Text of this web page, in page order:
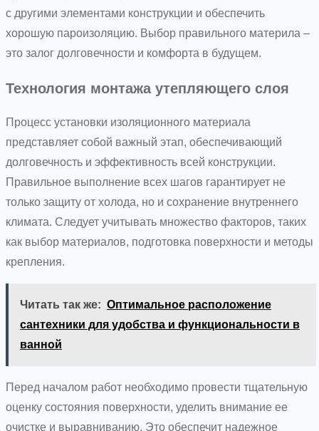
с другими элементами конструкции и обеспечить
хорошую пароизоляцию. Выбор правильного материла –
это залог долговечности и комфорта в будущем.
Технология монтажа утепляющего слоя
Процесс установки изоляционного материала
представляет собой важный этап, обеспечивающий
долговечность и эффективность всей конструкции.
Правильное выполнение всех шагов гарантирует не
только защиту от холода, но и сохранение внутреннего
климата. Следует учитывать множество факторов, таких
как выбор материалов, подготовка поверхности и методы
крепления.
Читать так же: Оптимальное расположение
сантехники для удобства и функциональности в
ванной
Перед началом работ необходимо провести тщательную
оценку состояния поверхности, уделить внимание ее
очистке и выравниванию. Это обеспечит надежное